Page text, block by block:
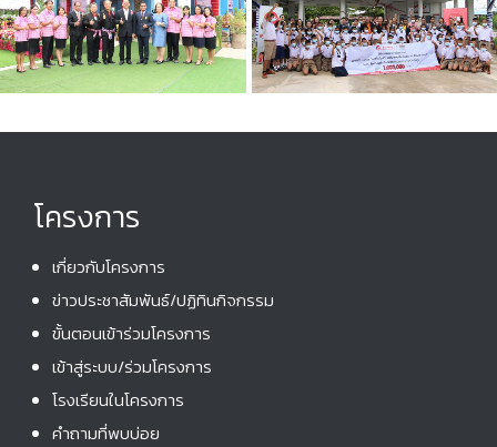
โครงการ
เกี่ยวกับโครงการ
ข่าวประชาสัมพันธ์/ปฏิทินกิจกรรม
ขั้นตอนเข้าร่วมโครงการ
เข้าสู่ระบบ/ร่วมโครงการ
โรงเรียนในโครงการ
คําถามที่พบบ่อย